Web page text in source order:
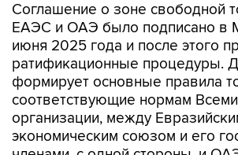
Соглашение о зоне свободной
ЕАЭС и ОАЭ было подписано в
июня 2025 года и после этого
ратификационные процедуры.
формирует основные правила
соответствующие нормам
организации, между
экономическим союзом и его